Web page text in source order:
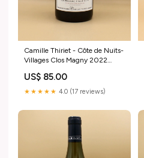
Camille Thiriet - Côte de Nuits-
Villages Clos Magny 2022
US$ 85.00
★★★★★ 4.0 (17 reviews)